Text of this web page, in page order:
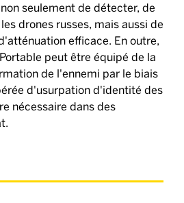
seulement de détecter, de
drones russes, mais aussi de
efficace. En outre,
peut être équipé de la
de l'ennemi par le biais
d'usurpation d'identité des
nécessaire dans des